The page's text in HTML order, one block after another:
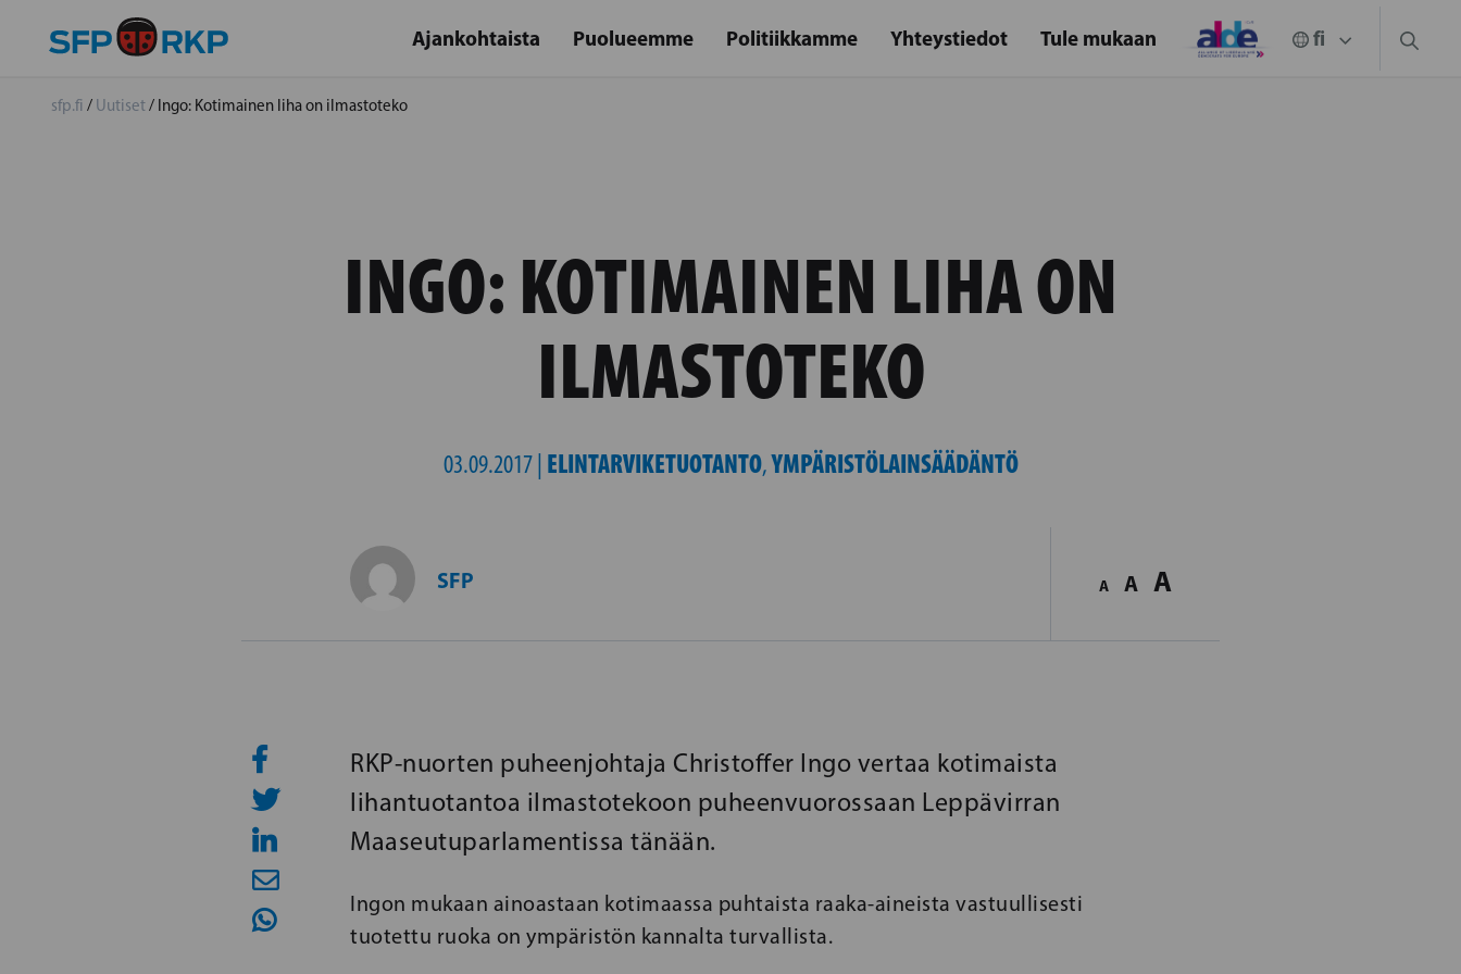
Ajankohtaista Puolueemme Politiikkamme Yhteystiedot Tule mukaan
sfp.fi / Uutiset/ Ingo: Kotimainen liha on ilmastoteko
INGO: KOTIMAINEN LIHA ON
ILMASTOTEKO
03.09.2017 | ELINTARVIKETUOTANTO,YMPÄRISTÖLAINSÄÄDÄNTÖ
SFP A A A
RKP-nuorten puheenjohtaja Christoffer Ingo vertaa kotimaista
lihantuotantoa ilmastotekoon puheenvuorossaan Leppävirran
Maaseutuparlamentissa tänään.
Ingon mukaan ainoastaan kotimaassa puhtaista raaka-aineista vastuullisesti
tuotettu ruoka on ympäristön kannalta turvallista.